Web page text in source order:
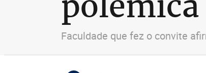
Faculdade que fez o convite